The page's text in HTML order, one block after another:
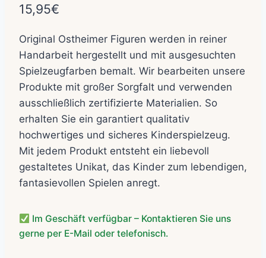
15,95€
Original Ostheimer Figuren werden in reiner
Handarbeit hergestellt und mit ausgesuchten
Spielzeugfarben bemalt. Wir bearbeiten unsere
Produkte mit großer Sorgfalt und verwenden
ausschließlich zertifizierte Materialien. So
erhalten Sie ein garantiert qualitativ
hochwertiges und sicheres Kinderspielzeug.
Mit jedem Produkt entsteht ein liebevoll
gestaltetes Unikat, das Kinder zum lebendigen,
fantasievollen Spielen anregt.
Im Geschäft verfügbar – Kontaktieren Sie uns
gerne per E-Mail oder telefonisch.